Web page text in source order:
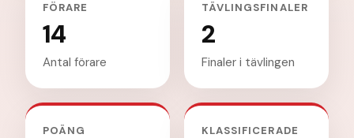
FÖRARE
14
Antal förare
TÄVLINGSFINALER
2
Finaler i tävlingen
POÄNG
KLASSIFICERADE